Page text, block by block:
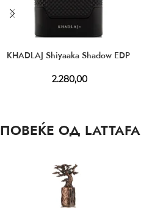
KHADLAJ Shiyaaka Shadow EDP
2.280,00
ПОВЕЌЕ ОД LATTAFA